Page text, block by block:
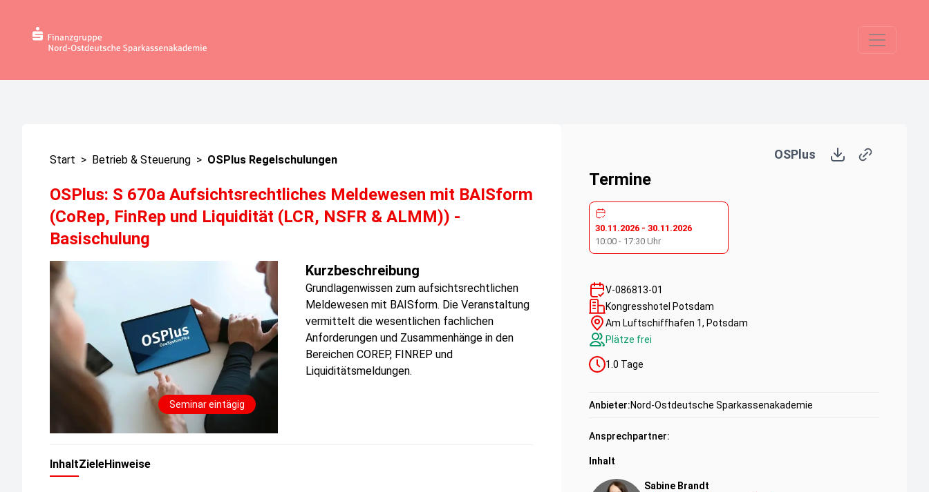
Start > Betrieb & Steuerung > OSPlus Regelschulungen
OSPlus: S 670a Aufsichtsrechtliches Meldewesen mit BAISform
(CoRep, FinRep und Liquidität (LCR, NSFR & ALMM)) -
Basischulung
Seminar eintägig
Kurzbeschreibung
Grundlagenwissen zum aufsichtsrechtlichen
Meldewesen mit BAISform. Die Veranstaltung
vermittelt die wesentlichen fachlichen
Anforderungen und Zusammenhänge in den
Bereichen COREP, FINREP und
Liquiditätsmeldungen.
InhaltZieleHinweise
OSPlus
Termine
30.11.2026 - 30.11.2026
10:00 - 17:30 Uhr
V-086813-01
Kongresshotel Potsdam
Am Luftschiffhafen 1, Potsdam
Plätze frei
1.0 Tage
Anbieter:Nord-Ostdeutsche Sparkassenakademie
Ansprechpartner:
Inhalt
Sabine Brandt